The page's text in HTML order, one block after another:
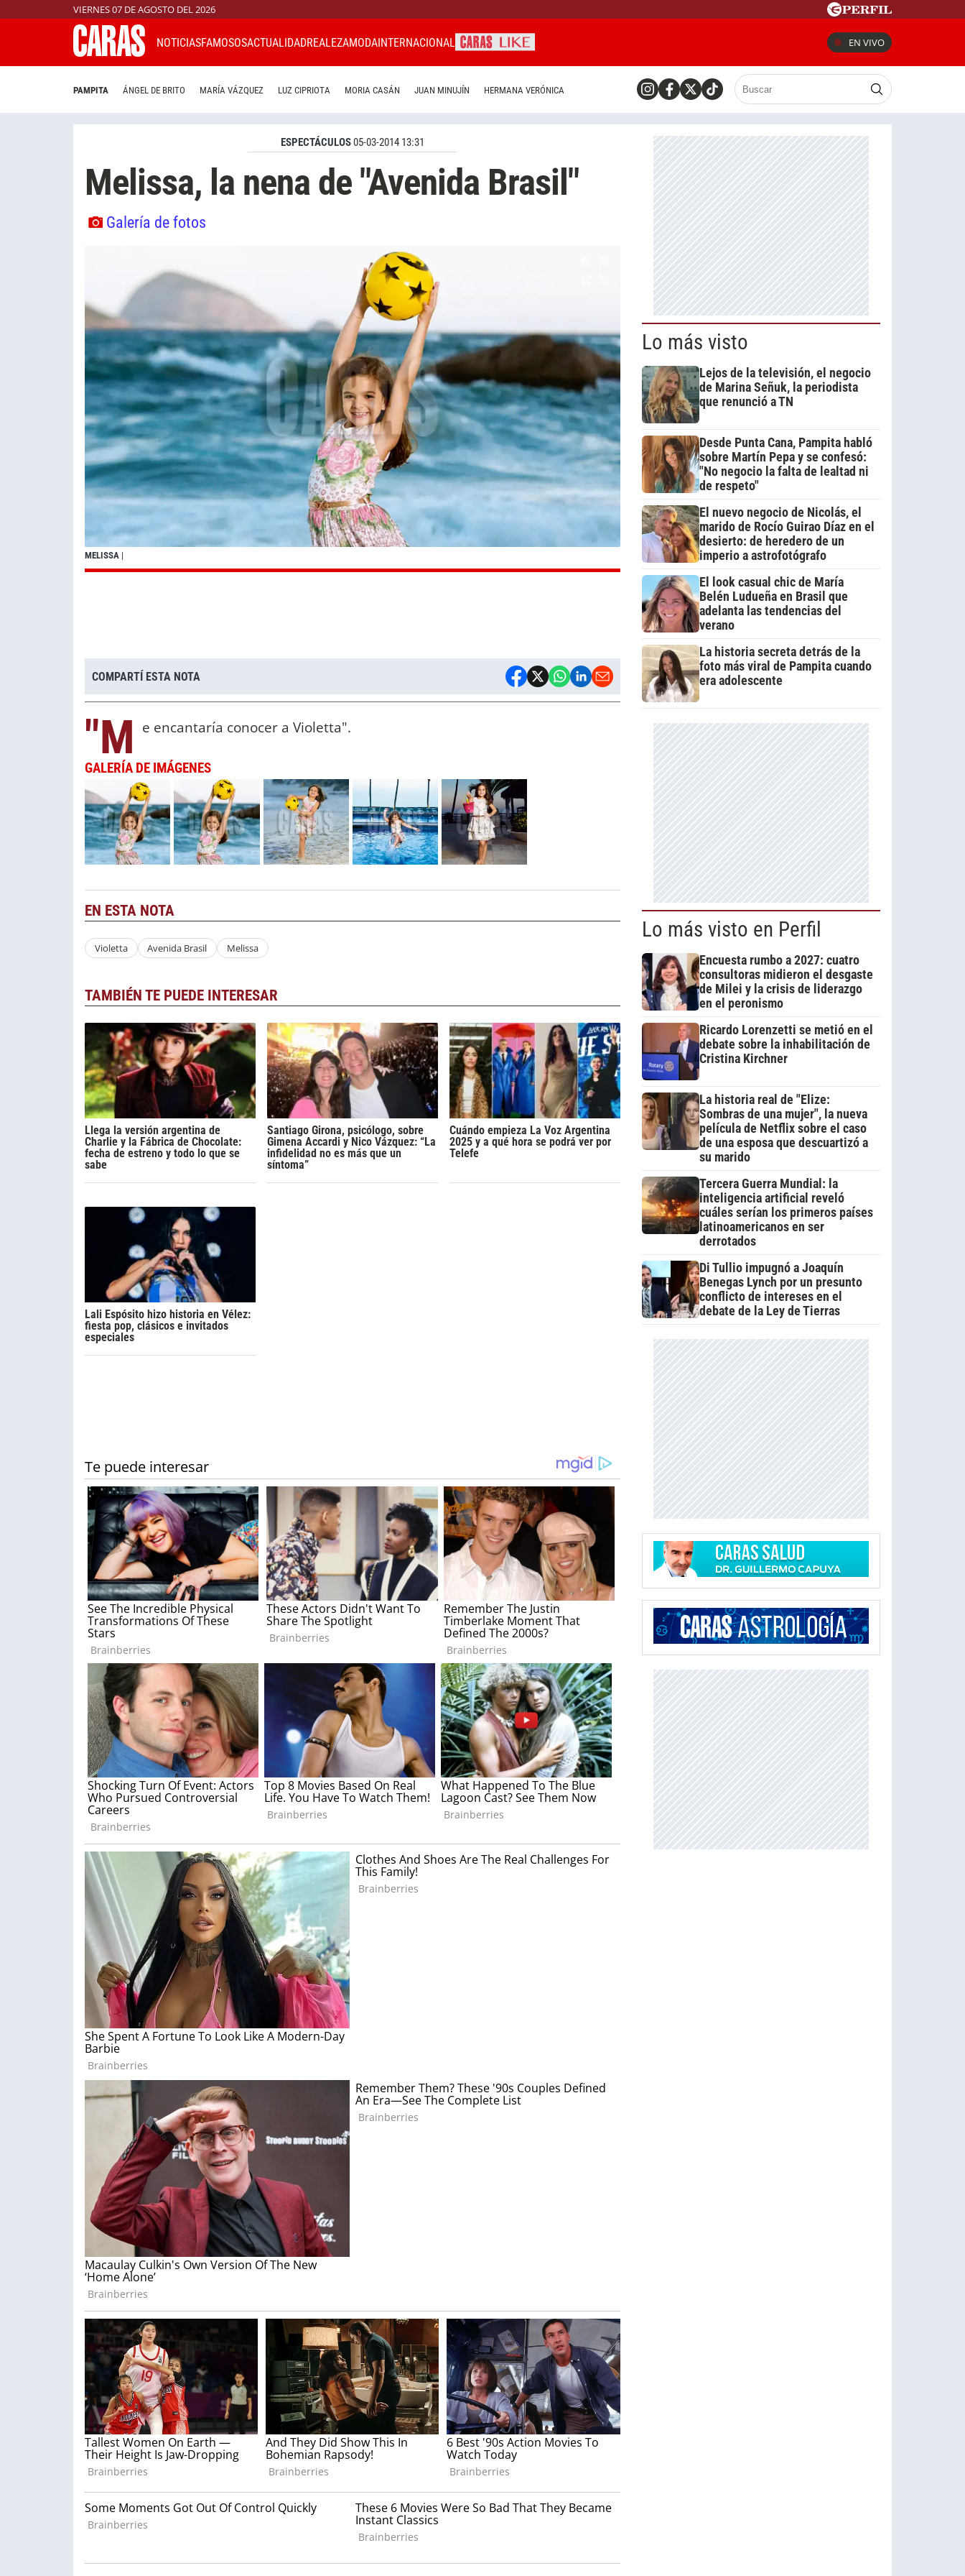
VIERNES 07 DE AGOSTO DEL 2026
NOTICIASFAMOSOSACTUALIDADREALEZAMODAINTERNACIONAL EN VIVO
PAMPITA ÁNGEL DE BRITO MARÍA VÁZQUEZ LUZ CIPRIOTA MORIA CASÁN JUAN MINUJÍN HERMANA VERÓNICA
ESPECTÁCULOS05-03-2014 13:31
Melissa, la nena de "Avenida Brasil"
Galería de fotos
MELISSA |
COMPARTÍ ESTA NOTA
"M e encantaría conocer a Violetta".
GALERÍA DE IMÁGENES
EN ESTA NOTA
Violetta Avenida Brasil Melissa
TAMBIÉN TE PUEDE INTERESAR
Llega la versión argentina de
Charlie y la Fábrica de Chocolate:
fecha de estreno y todo lo que se
sabe
Santiago Girona, psicólogo, sobre
Gimena Accardi y Nico Vázquez: “La
infidelidad no es más que un
síntoma”
Cuándo empieza La Voz Argentina
2025 y a qué hora se podrá ver por
Telefe
Lali Espósito hizo historia en Vélez:
fiesta pop, clásicos e invitados
especiales
Lo más visto
Lejos de la televisión, el negocio
de Marina Señuk, la periodista
que renunció a TN
Desde Punta Cana, Pampita habló
sobre Martín Pepa y se confesó:
"No negocio la falta de lealtad ni
de respeto"
El nuevo negocio de Nicolás, el
marido de Rocío Guirao Díaz en el
desierto: de heredero de un
imperio a astrofotógrafo
El look casual chic de María
Belén Ludueña en Brasil que
adelanta las tendencias del
verano
La historia secreta detrás de la
foto más viral de Pampita cuando
era adolescente
Lo más visto en Perfil
Encuesta rumbo a 2027: cuatro
consultoras midieron el desgaste
de Milei y la crisis de liderazgo
en el peronismo
Ricardo Lorenzetti se metió en el
debate sobre la inhabilitación de
Cristina Kirchner
La historia real de "Elize:
Sombras de una mujer", la nueva
película de Netflix sobre el caso
de una esposa que descuartizó a
su marido
Tercera Guerra Mundial: la
inteligencia artificial reveló
cuáles serían los primeros países
latinoamericanos en ser
derrotados
Di Tullio impugnó a Joaquín
Benegas Lynch por un presunto
conflicto de intereses en el
debate de la Ley de Tierras